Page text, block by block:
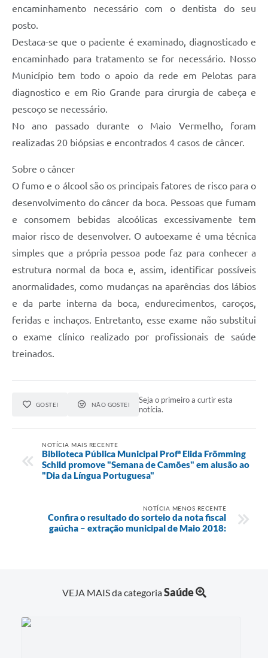
encaminhamento necessário com o dentista do seu
posto.
Destaca-se que o paciente é examinado, diagnosticado e
encaminhado para tratamento se for necessário. Nosso
Município tem todo o apoio da rede em Pelotas para
diagnostico e em Rio Grande para cirurgia de cabeça e
pescoço se necessário.
No ano passado durante o Maio Vermelho, foram
realizadas 20 biópsias e encontrados 4 casos de câncer.
Sobre o câncer
O fumo e o álcool são os principais fatores de risco para o
desenvolvimento do câncer da boca. Pessoas que fumam
e consomem bebidas alcoólicas excessivamente tem
maior risco de desenvolver. O autoexame é uma técnica
simples que a própria pessoa pode faz para conhecer a
estrutura normal da boca e, assim, identificar possíveis
anormalidades, como mudanças na aparências dos lábios
e da parte interna da boca, endurecimentos, caroços,
feridas e inchaços. Entretanto, esse exame não substitui
o exame clínico realizado por profissionais de saúde
treinados.
GOSTEI NÃO GOSTEI
Seja o primeiro a curtir esta
notícia.
NOTÍCIA MAIS RECENTE
Biblioteca Pública Municipal Profª Elida Frömming
Schild promove "Semana de Camões" em alusão ao
"Dia da Língua Portuguesa"
NOTÍCIA MENOS RECENTE
Confira o resultado do sorteio da nota fiscal
gaúcha – extração municipal de Maio 2018:
VEJA MAIS da categoriaSaúde